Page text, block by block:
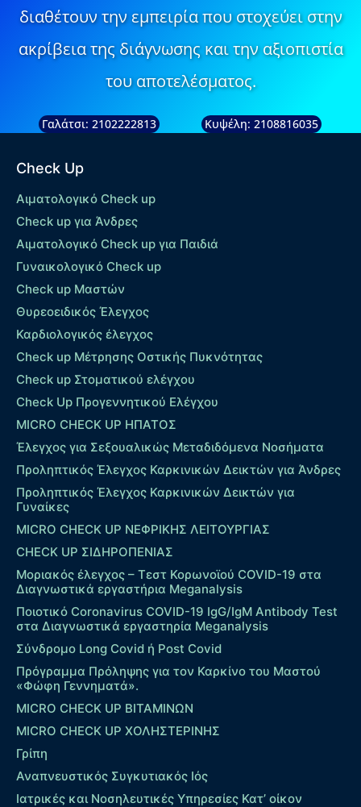
διαθέτουν την εμπειρία που στοχεύει στην
ακρίβεια της διάγνωσης και την αξιοπιστία
του αποτελέσματος.
Γαλάτσι: 2102222813 Κυψέλη: 2108816035
Check Up
Αιματολογικό Check up
Check up για Άνδρες
Αιματολογικό Check up για Παιδιά
Γυναικολογικό Check up
Check up Μαστών
Θυρεοειδικός Έλεγχος
Καρδιολογικός έλεγχος
Check up Mέτρησης Οστικής Πυκνότητας
Check up Στοματικού ελέγχου
Check Up Προγεννητικού Ελέγχου
MICRO CHECK UP HΠΑΤΟΣ
Έλεγχος για Σεξουαλικώς Μεταδιδόμενα Νοσήματα
Προληπτικός Έλεγχος Καρκινικών Δεικτών για Άνδρες
Προληπτικός Έλεγχος Καρκινικών Δεικτών για
Γυναίκες
MICRO CHECK UP ΝΕΦΡΙΚΗΣ ΛΕΙΤΟΥΡΓΙΑΣ
CHECK UP ΣΙΔΗΡΟΠΕΝΙΑΣ
Μοριακός έλεγχος – Τεστ Κορωνοϊού COVID-19 στα
Διαγνωστικά εργαστήρια Meganalysis
Ποιοτικό Coronavirus COVID-19 IgG/IgM Antibody Test
στα Διαγνωστικά εργαστηρία Meganalysis
Σύνδρομο Long Covid ή Post Covid
Πρόγραμμα Πρόληψης για τον Καρκίνο του Μαστού
«Φώφη Γεννηματά».
MICRO CHECK UP ΒΙΤΑΜΙΝΩΝ
MICRO CHECK UP ΧΟΛΗΣΤΕΡΙΝΗΣ
Γρίπη
Αναπνευστικός Συγκυτιακός Ιός
Ιατρικές και Νοσηλευτικές Υπηρεσίες Κατ’ οίκον